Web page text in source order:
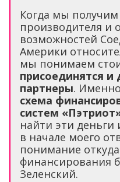
Когда мы получим
производителя и
возможностей
Америки
мы понимаем
присоединятся и
партнеры. Именно
схема
систем
найти эти деньги
в начале моего
понимание
финансирования
Зеленский.